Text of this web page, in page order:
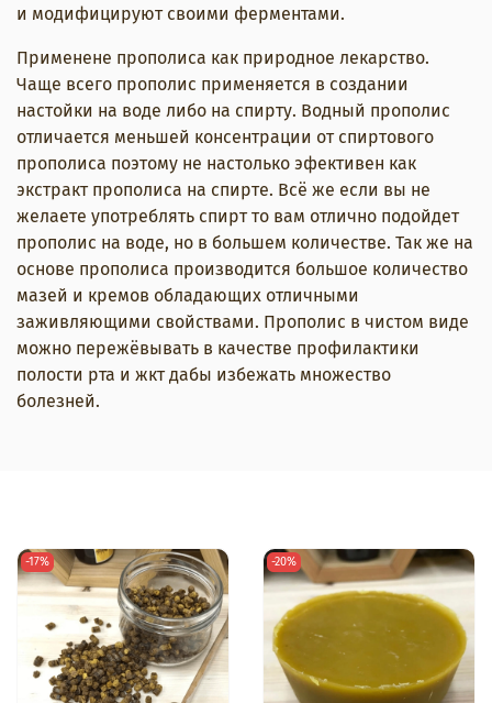
и модифицируют своими ферментами.
Применене прополиса как природное лекарство.
Чаще всего прополис применяется в создании
настойки на воде либо на спирту. Водный прополис
отличается меньшей консентрации от спиртового
прополиса поэтому не настолько эфективен как
экстракт прополиса на спирте. Всё же если вы не
желаете употреблять спирт то вам отлично подойдет
прополис на воде, но в большем количестве. Так же на
основе прополиса производится большое количество
мазей и кремов обладающих отличными
заживляющими свойствами. Прополис в чистом виде
можно пережёвывать в качестве профилактики
полости рта и жкт дабы избежать множество
болезней.
-17% -20%